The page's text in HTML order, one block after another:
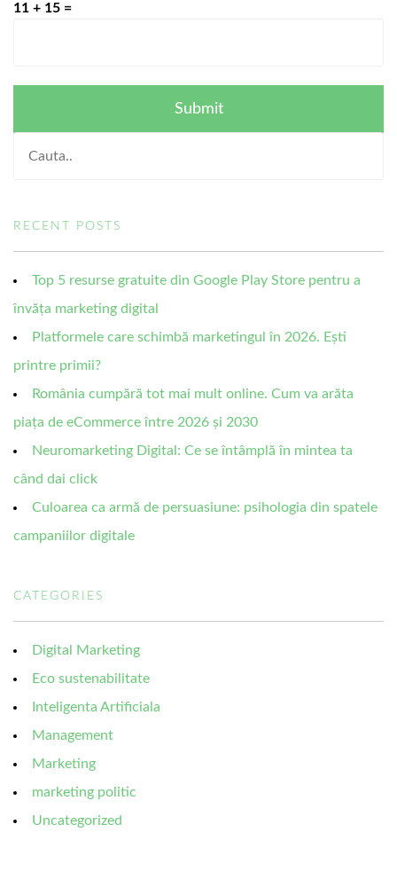
11 + 15 =
RECENT POSTS
Top 5 resurse gratuite din Google Play Store pentru a
învăța marketing digital
Platformele care schimbă marketingul în 2026. Ești
printre primii?
România cumpără tot mai mult online. Cum va arăta
piața de eCommerce între 2026 și 2030
Neuromarketing Digital: Ce se întâmplă în mintea ta
când dai click
Culoarea ca armă de persuasiune: psihologia din spatele
campaniilor digitale
CATEGORIES
Digital Marketing
Eco sustenabilitate
Inteligenta Artificiala
Management
Marketing
marketing politic
Uncategorized